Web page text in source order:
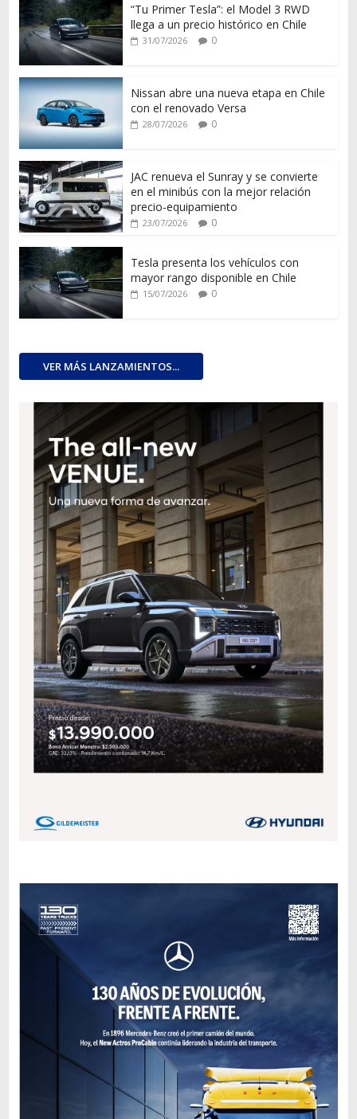
“Tu Primer Tesla”: el Model 3 RWD
llega a un precio histórico en Chile
31/07/2026 0
Nissan abre una nueva etapa en Chile
con el renovado Versa
28/07/2026 0
JAC renueva el Sunray y se convierte
en el minibús con la mejor relación
precio-equipamiento
23/07/2026 0
Tesla presenta los vehículos con
mayor rango disponible en Chile
15/07/2026 0
VER MÁS LANZAMIENTOS...